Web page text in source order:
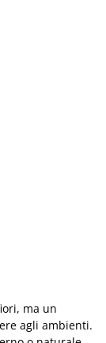
ma un
agli ambienti.